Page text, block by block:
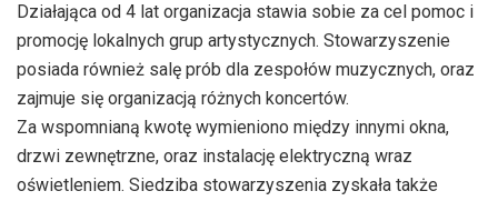
Działająca od 4 lat organizacja stawia sobie za cel pomoc i
promocję lokalnych grup artystycznych. Stowarzyszenie
posiada również salę prób dla zespołów muzycznych, oraz
zajmuje się organizacją różnych koncertów.
Za wspomnianą kwotę wymieniono między innymi okna,
drzwi zewnętrzne, oraz instalację elektryczną wraz
oświetleniem. Siedziba stowarzyszenia zyskała także